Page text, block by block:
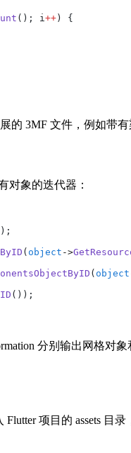
(); i++ ) {
的 3MF 文件，例如带
对象的迭代器：
( object ->
( object
());
分别输出网
项目的 assets 目录